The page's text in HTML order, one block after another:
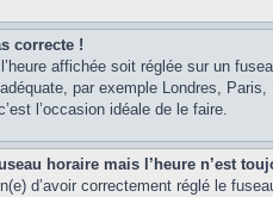
correcte !
l’heure affichée soit réglée sur un
par exemple Londres,
l’occasion idéale de le faire.
horaire mais l’heure n’est
d’avoir correctement réglé le